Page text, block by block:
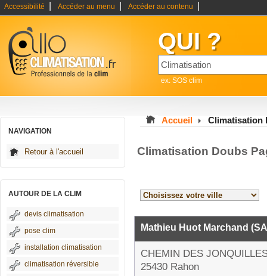
Accessibilité Accéder au menu Accéder au contenu
QUI ?
ex: SOS clim
NAVIGATION
Retour à l'accueil
AUTOUR DE LA CLIM
devis climatisation
pose clim
installation climatisation
climatisation réversible
Accueil Climatisation
Climatisation Doubs
Mathieu Huot Marchand
CHEMIN DES
25430 Rahon